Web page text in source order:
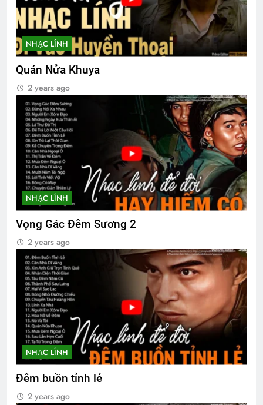
Thăm QP Lâm Quy Tiên K12
2 Years Ago
NHẠC LÍNH
Quán Nửa Khuya
2 years ago
NHẠC LÍNH
Vọng Gác Đêm Sương 2
2 years ago
NHẠC LÍNH
Đêm buồn tỉnh lẻ
2 years ago